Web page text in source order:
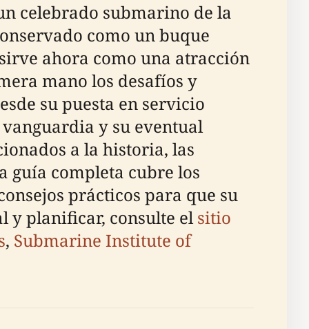
celebrado submarino de la
como un buque
ahora como una atracción
mano los desafíos y
su puesta en servicio
y su eventual
a la historia, las
guía completa cubre los
prácticos para que su
y planificar, consulte elsitio
, Submarine Institute of